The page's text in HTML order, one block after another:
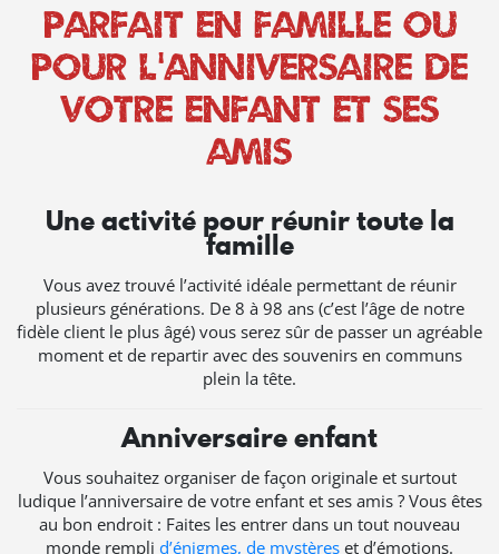
Parfait en famille ou
pour l’anniversaire de
votre enfant et ses
amis
Une activité pour réunir toute la
famille
Vous avez trouvé l’activité idéale permettant de réunir
plusieurs générations. De 8 à 98 ans (c’est l’âge de notre
fidèle client le plus âgé) vous serez sûr de passer un agréable
moment et de repartir avec des souvenirs en communs
plein la tête.
Anniversaire enfant
Vous souhaitez organiser de façon originale et surtout
ludique l’anniversaire de votre enfant et ses amis ? Vous êtes
au bon endroit : Faites les entrer dans un tout nouveau
monde rempli d’énigmes, de mystères et d’émotions.